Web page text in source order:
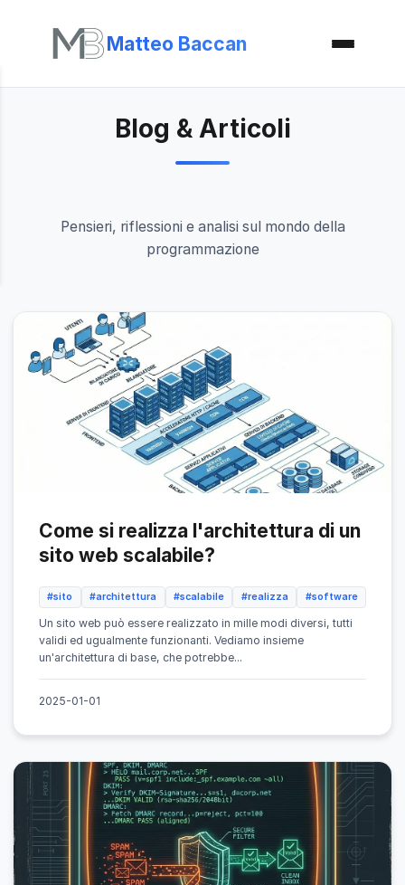
Matteo Baccan
Blog & Articoli
Pensieri, riflessioni e analisi sul mondo della
programmazione
Come si realizza l'architettura di un
sito web scalabile?
#sito #architettura #scalabile #realizza #software
Un sito web può essere realizzato in mille modi diversi, tutti
validi ed ugualmente funzionanti. Vediamo insieme
un'architettura di base, che potrebbe...
2025-01-01